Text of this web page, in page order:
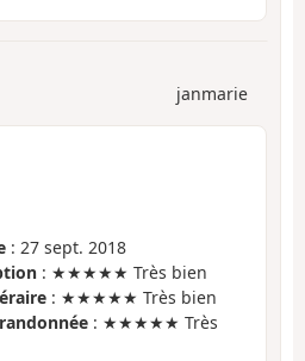
janmarie
: 27 sept. 2018
: ★★★★★ Très bien
: ★★★★★ Très bien
: ★★★★★ Très